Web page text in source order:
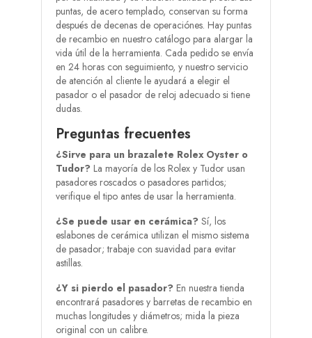
puntas, de acero templado, conservan su forma
después de decenas de operaciónes. Hay puntas
de recambio en nuestro catálogo para alargar la
vida útil de la herramienta. Cada pedido se envía
en 24 horas con seguimiento, y nuestro servicio
de atención al cliente le ayudará a elegir el
pasador o el pasador de reloj adecuado si tiene
dudas.
Preguntas frecuentes
¿Sirve para un brazalete Rolex Oyster o
Tudor? La mayoría de los Rolex y Tudor usan
pasadores roscados o pasadores partidos;
verifique el tipo antes de usar la herramienta.
¿Se puede usar en cerámica? Sí, los
eslabones de cerámica utilizan el mismo sistema
de pasador; trabaje con suavidad para evitar
astillas.
¿Y si pierdo el pasador? En nuestra tienda
encontrará pasadores y barretas de recambio en
muchas longitudes y diámetros; mida la pieza
original con un calibre.